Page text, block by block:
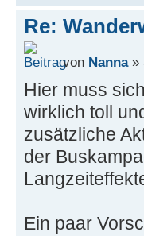
Re:
von Nanna»
Hier muss
wirklich toll
zusätzliche
der
Ein paar